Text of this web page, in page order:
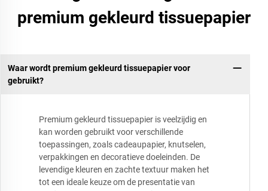
premium gekleurd tissuepapier
Waar wordt premium gekleurd tissuepapier voor
gebruikt?
Premium gekleurd tissuepapier is veelzijdig en
kan worden gebruikt voor verschillende
toepassingen, zoals cadeaupapier, knutselen,
verpakkingen en decoratieve doeleinden. De
levendige kleuren en zachte textuur maken het
tot een ideale keuze om de presentatie van